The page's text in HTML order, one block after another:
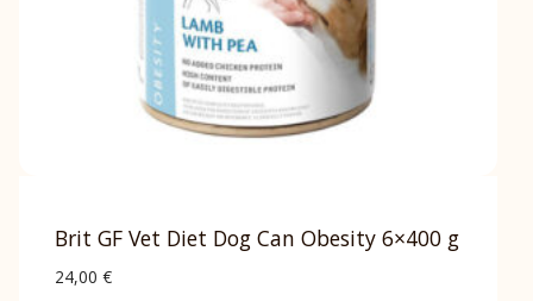
Brit GF Vet Diet Dog Can Obesity 6×400 g
24,00 €